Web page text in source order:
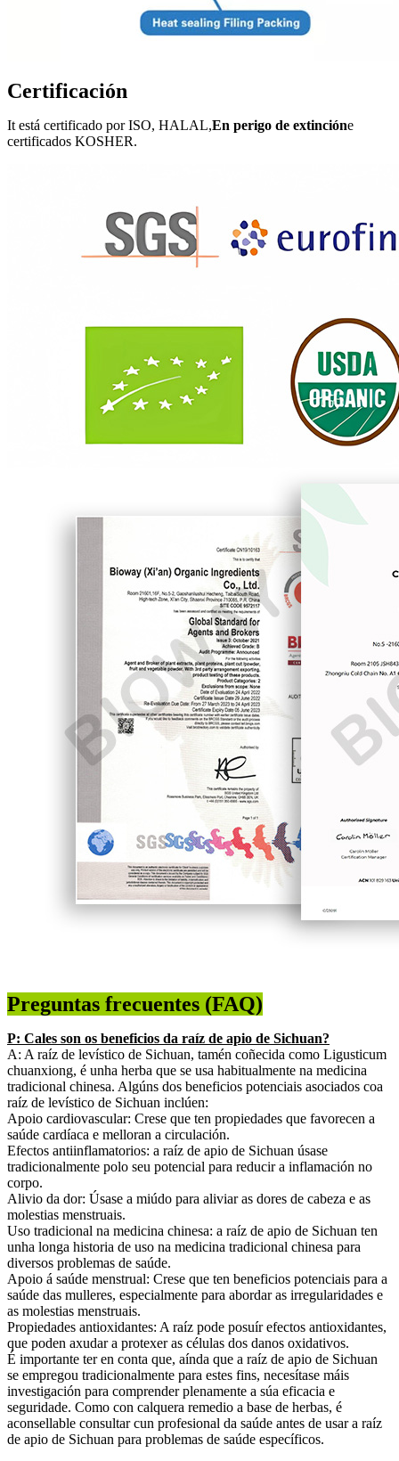
Certificación
It está certificado por ISO, HALAL,En perigo de extincióne
certificados KOSHER.
Preguntas frecuentes (FAQ)
P: Cales son os beneficios da raíz de apio de Sichuan?
A: A raíz de levístico de Sichuan, tamén coñecida como Ligusticum
chuanxiong, é unha herba que se usa habitualmente na medicina
tradicional chinesa. Algúns dos beneficios potenciais asociados coa
raíz de levístico de Sichuan inclúen:
Apoio cardiovascular: Crese que ten propiedades que favorecen a
saúde cardíaca e melloran a circulación.
Efectos antiinflamatorios: a raíz de apio de Sichuan úsase
tradicionalmente polo seu potencial para reducir a inflamación no
corpo.
Alivio da dor: Úsase a miúdo para aliviar as dores de cabeza e as
molestias menstruais.
Uso tradicional na medicina chinesa: a raíz de apio de Sichuan ten
unha longa historia de uso na medicina tradicional chinesa para
diversos problemas de saúde.
Apoio á saúde menstrual: Crese que ten beneficios potenciais para a
saúde das mulleres, especialmente para abordar as irregularidades e
as molestias menstruais.
Propiedades antioxidantes: A raíz pode posuír efectos antioxidantes,
que poden axudar a protexer as células dos danos oxidativos.
É importante ter en conta que, aínda que a raíz de apio de Sichuan
se empregou tradicionalmente para estes fins, necesítase máis
investigación para comprender plenamente a súa eficacia e
seguridade. Como con calquera remedio a base de herbas, é
aconsellable consultar cun profesional da saúde antes de usar a raíz
de apio de Sichuan para problemas de saúde específicos.